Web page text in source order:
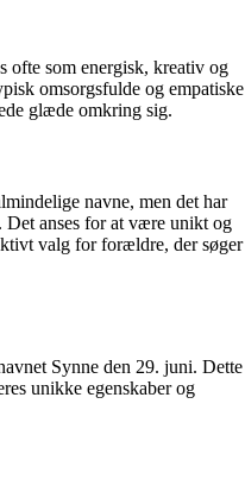
ofte som energisk, kreativ og
omsorgsfulde og empatiske
glæde omkring sig.
navne, men det har
Det anses for at være unikt og
valg for forældre, der søger
Synne den 29. juni. Dette
unikke egenskaber og